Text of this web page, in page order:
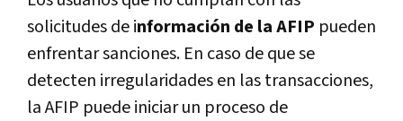
solicitudes de información de la AFIP pueden
enfrentar sanciones. En caso de que se
detecten irregularidades en las transacciones,
la AFIP puede iniciar un proceso de